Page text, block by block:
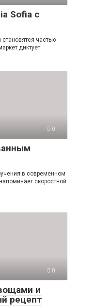
Sofia с
частью
диктует
0
в современном
скоростной
0
и
рецепт